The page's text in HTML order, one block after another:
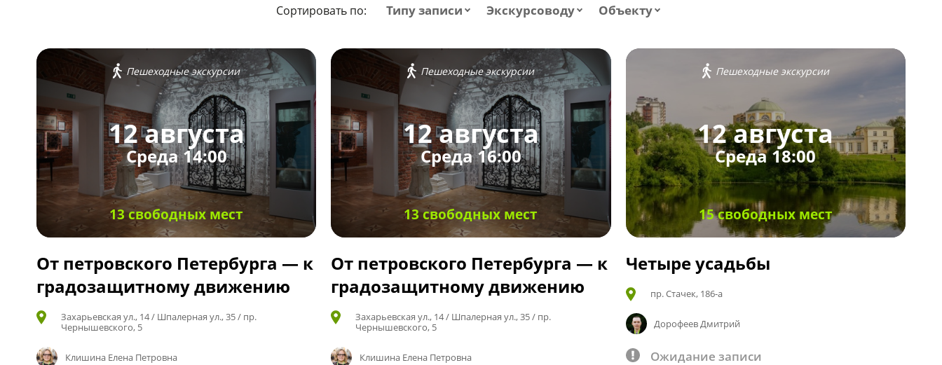
Сортировать по: Типу записи Экскурсоводу Объекту
Пешеходные экскурсии
12 августа
Среда 14:00
13 свободных мест
От петровского Петербурга — к
градозащитному движению
Захарьевская ул., 14 / Шпалерная ул., 35 / пр.
Чернышевского, 5
Клишина Елена Петровна
Пешеходные экскурсии
12 августа
Среда 16:00
13 свободных мест
От петровского Петербурга — к
градозащитному движению
Захарьевская ул., 14 / Шпалерная ул., 35 / пр.
Чернышевского, 5
Клишина Елена Петровна
Пешеходные экскурсии
12 августа
Среда 18:00
15 свободных мест
Четыре усадьбы
пр. Стачек, 186-а
Дорофеев Дмитрий
Ожидание записи